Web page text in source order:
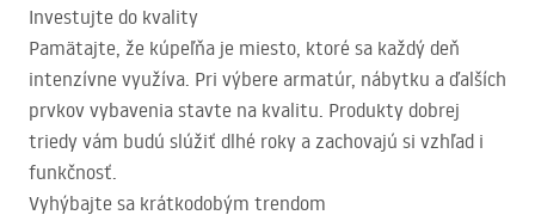
Investujte do kvality
Pamätajte, že kúpeľňa je miesto, ktoré sa každý deň
intenzívne využíva. Pri výbere armatúr, nábytku a ďalších
prvkov vybavenia stavte na kvalitu. Produkty dobrej
triedy vám budú slúžiť dlhé roky a zachovajú si vzhľad i
funkčnosť.
Vyhýbajte sa krátkodobým trendom